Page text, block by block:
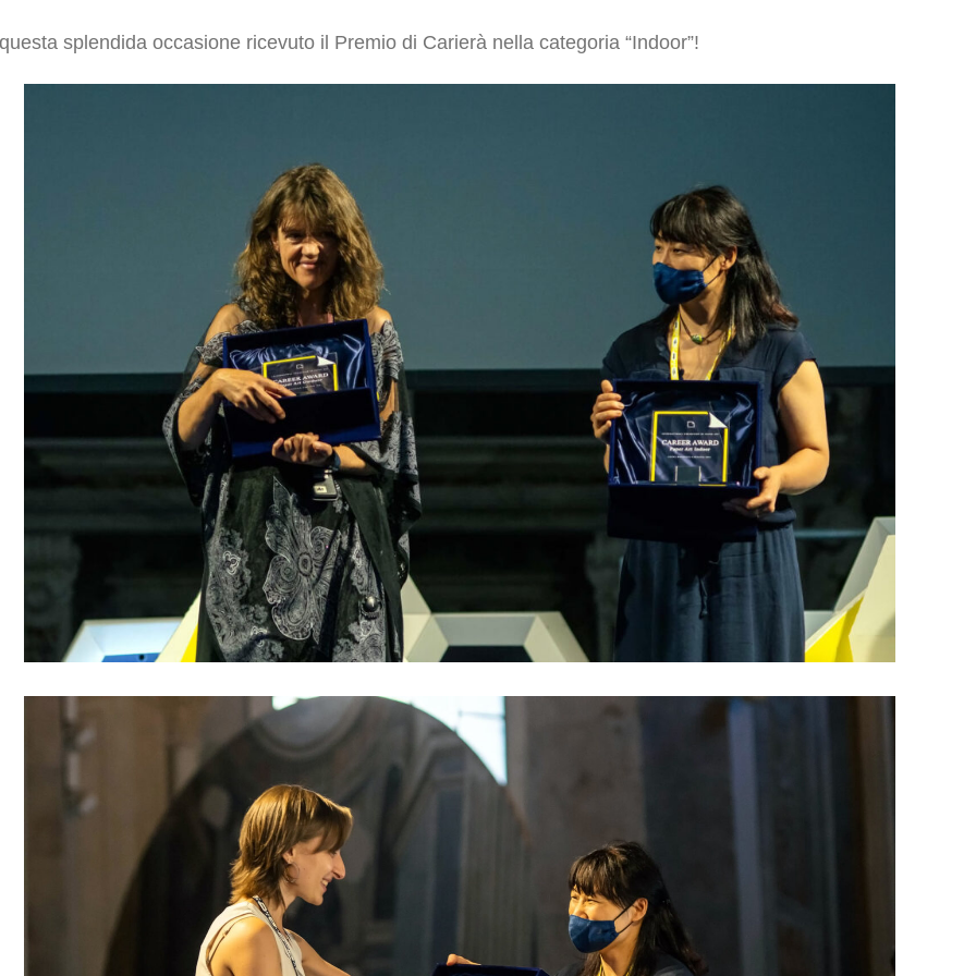
splendida occasione ricevuto il Premio di Carierà nella categoria “Indoor”!